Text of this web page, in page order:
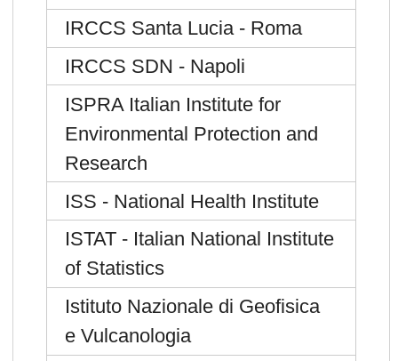
IRCCS Santa Lucia - Roma
IRCCS SDN - Napoli
ISPRA Italian Institute for
Environmental Protection and
Research
ISS - National Health Institute
ISTAT - Italian National Institute
of Statistics
Istituto Nazionale di Geofisica
e Vulcanologia